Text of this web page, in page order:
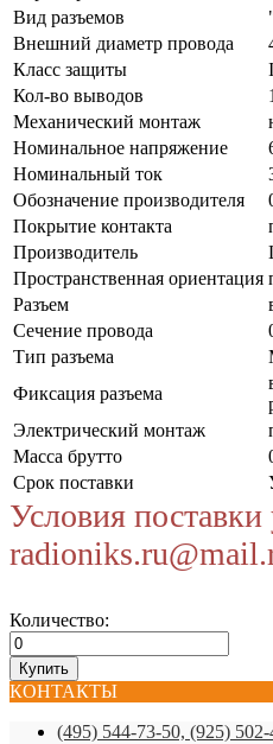
Вид разъемов
Внешний диаметр провода
Класс защиты
Кол-во выводов
Механический монтаж
Номинальное напряжение
Номинальный ток
Обозначение производителя
Покрытие контакта
Производитель
Пространственная ориентация
Разъем
Сечение провода
Тип разъема
Фиксация разъема
Электрический монтаж
Масса брутто
Срок поставки
Условия поставки
Количество:
КОНТАКТЫ
(495) 544-73-50, (925)